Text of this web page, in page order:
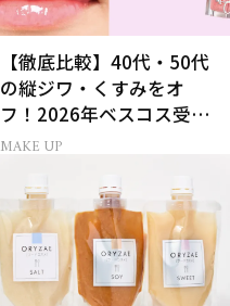
【徹底比較】40代・50代
の縦ジワ・くすみをオ
フ！2026年ベスコス受賞
リキッドルージュ3選
MAKE UP